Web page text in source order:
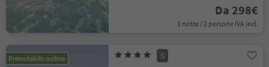
Da 298€
1 notte / 2 persone IVA incl.
Prenotabile online S